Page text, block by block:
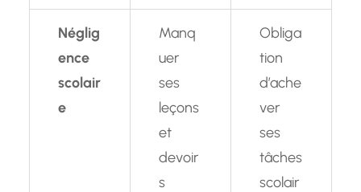
Néglig
ence
scolair
e
Manq
uer
ses
leçons
et
devoir
s
Obliga
tion
d’ache
ver
ses
tâches
scolair